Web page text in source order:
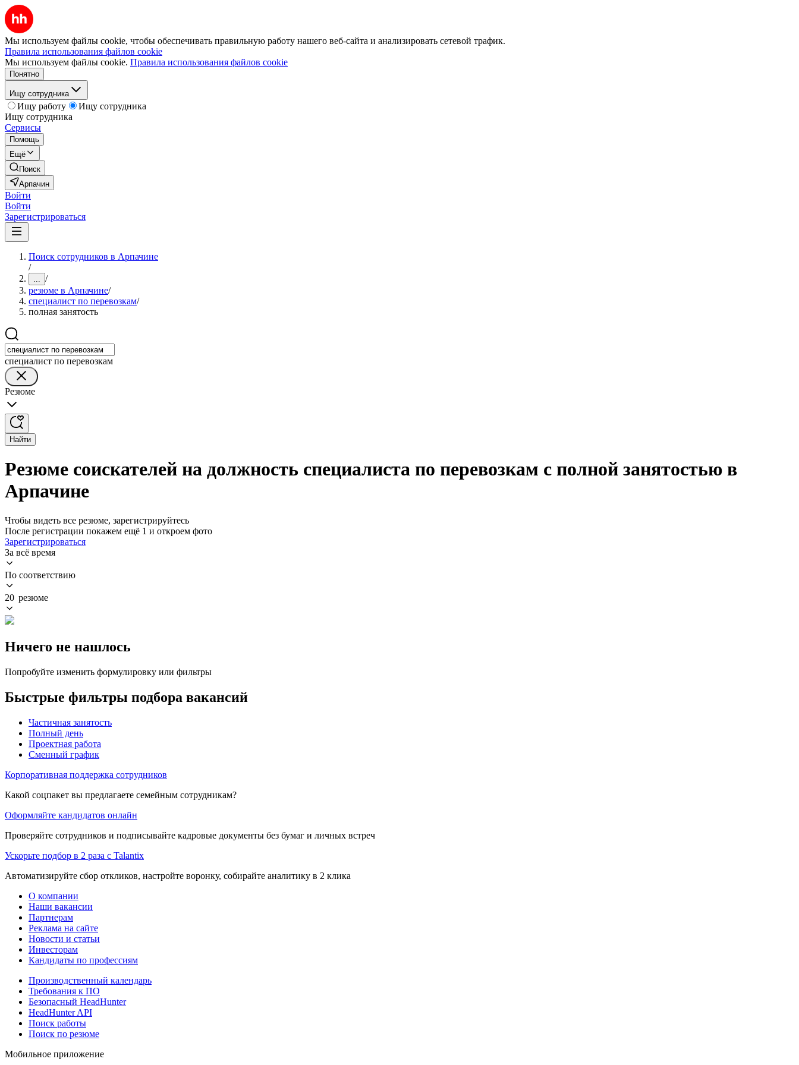
Мы используем файлы cookie, чтобы обеспечивать правильную работу нашего веб-сайта и анализировать сетевой трафик.
Правила использования файлов cookie
Мы используем файлы cookie. Правила использования файлов cookie
Понятно
Ищу сотрудника
Ищу работу
Ищу сотрудника
Ищу сотрудника
Сервисы
Помощь
Ещё
Поиск
Арпачин
Войти
Войти
Зарегистрироваться
Поиск сотрудников в Арпачине
/
... /
резюме в Арпачине/
специалист по перевозкам/
полная занятость
специалист по перевозкам
Резюме
Найти
Резюме соискателей на должность специалиста по перевозкам с полной занятостью в
Арпачине
Чтобы видеть все резюме, зарегистрируйтесь
После регистрации покажем ещё 1 и откроем фото
Зарегистрироваться
За всё время
По соответствию
20 резюме
Ничего не нашлось
Попробуйте изменить формулировку или фильтры
Быстрые фильтры подбора вакансий
Частичная занятость
Полный день
Проектная работа
Сменный график
Корпоративная поддержка сотрудников
Какой соцпакет вы предлагаете семейным сотрудникам?
Оформляйте кандидатов онлайн
Проверяйте сотрудников и подписывайте кадровые документы без бумаг и личных встреч
Ускорьте подбор в 2 раза с Talantix
Автоматизируйте сбор откликов, настройте воронку, собирайте аналитику в 2 клика
О компании
Наши вакансии
Партнерам
Реклама на сайте
Новости и статьи
Инвесторам
Кандидаты по профессиям
Производственный календарь
Требования к ПО
Безопасный HeadHunter
HeadHunter API
Поиск работы
Поиск по резюме
Мобильное приложение